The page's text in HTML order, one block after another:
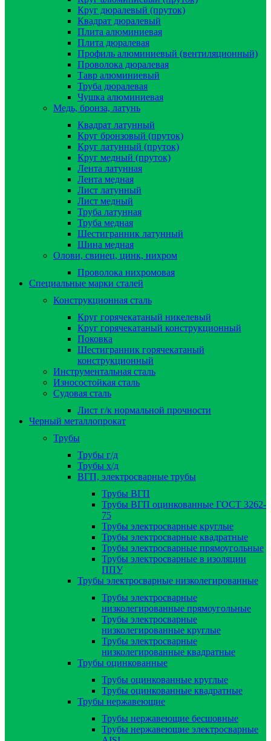
Круг дюралевый (пруток)
Квадрат дюралевый
Плита алюминиевая
Плита дюралевая
Профиль алюминиевый (вентиляционный)
Проволока дюралевая
Тавр алюминиевый
Труба дюралевая
Чушка алюминиевая
Медь, бронза, латунь
Квадрат латунный
Круг бронзовый (пруток)
Круг латунный (пруток)
Круг медный (пруток)
Лента латунная
Лента медная
Лист латунный
Лист медный
Труба латунная
Труба медная
Шестигранник латунный
Шина медная
Олови, свинец, цинк, нихром
Проволока нихромовая
Специальные марки сталей
Конструкционная сталь
Круг горячекатаный никелевый
Круг горячекатаный конструкционный
Поковка
Шестигранник горячекатаный
конструкционный
Инструментальная сталь
Износостойкая сталь
Судовая сталь
Лист г/к нормальной прочности
Черный металлопрокат
Трубы
Трубы г/д
Трубы х/д
ВГП, электросварные трубы
Трубы ВГП
Трубы ВГП оцинкованные ГОСТ 3262-
75
Трубы электросварные круглые
Трубы электросварные квадратные
Трубы электросварные прямоугольные
Трубы электросварные в изоляции
ППУ
Трубы электросварные низколегированные
Трубы электросварные
низколегированные прямоугольные
Трубы электросварные
низколегированные круглые
Трубы электросварные
низколегированные квадратные
Трубы оцинкованные
Трубы оцинкованные круглые
Трубы оцинкованные квадратные
Трубы нержавеющие
Трубы нержавеющие бесшовные
Трубы нержавеющие электросварные